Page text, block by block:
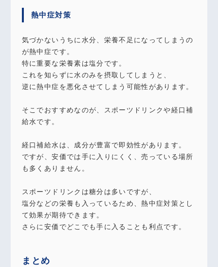
熱中症対策
気づかないうちに水分、栄養不足になってしまうの
が熱中症です。
特に重要な栄養素は塩分です。
これを知らずに水のみを摂取してしまうと、
逆に熱中症を悪化させてしまう可能性があります。
そこでおすすめなのが、スポーツドリンクや経口補
給水です。
経口補給水は、成分が豊富で即効性があります。
ですが、安価では手に入りにくく、売っている場所
も多くありません。
スポーツドリンクは糖分は多いですが、
塩分などの栄養も入っているため、熱中症対策とし
て効果が期待できます。
さらに安価でどこでも手に入ることも利点です。
まとめ